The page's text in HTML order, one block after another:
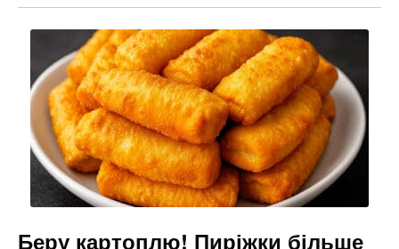
Беру картоплю! Пиріжки більше